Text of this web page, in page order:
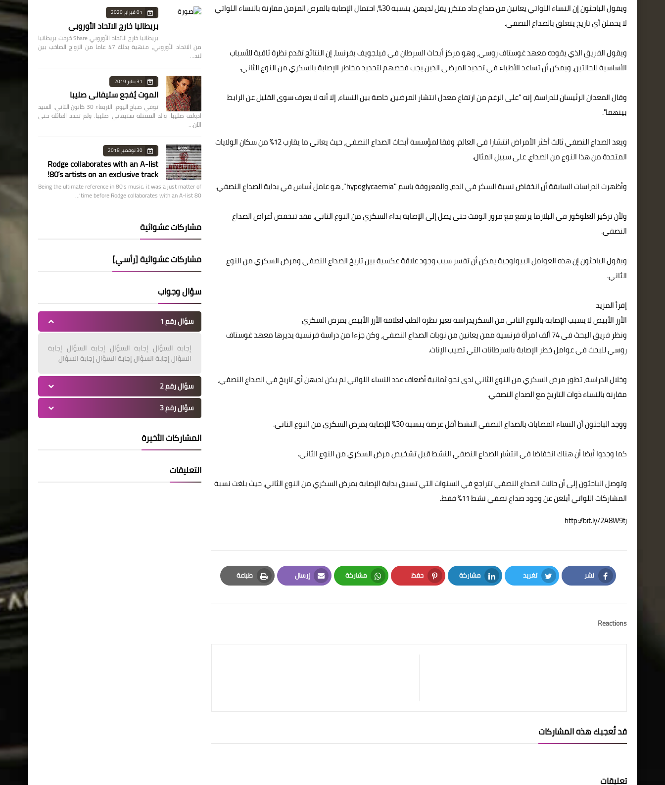
ويقول الباحثون إن النساء اللواتي يعانين من صداع حاد متكرر يقل لديهن، بنسبة 30%، احتمال الإصابة بالمرض المزمن مقارنة بالنساء اللواتي
لا يحملن أي تاريخ يتعلق بالصداع النصفي.
ويقول الفريق الذي يقوده معهد غوستاف روسي، وهو مركز أبحاث السرطان في فيلجويف بفرنسا، إن النتائج تقدم نظرة ثاقبة للأسباب
الأساسية للحالتين، ويمكن أن تساعد الأطباء في تحديد المرضى الذين يجب فحصهم لتحديد مخاطر الإصابة بالسكري من النوع الثاني.
وقال المعدان الرئيسان للدراسة، إنه "على الرغم من ارتفاع معدل انتشار المرضين، خاصة بين النساء، إلا أنه لا يعرف سوى القليل عن الرابط
بينهما".
ويعد الصداع النصفي ثالث أكثر الأمراض انتشارا في العالم، وفقا لمؤسسة أبحاث الصداع النصفي، حيث يعاني ما يقارب 12% من سكان الولايات
المتحدة من هذا النوع من الصداع، على سبيل المثال.
وأظهرت الدراسات السابقة أن انخفاض نسبة السكر في الدم، والمعروفة باسم "hypoglycaemia"، هو عامل أساس في بداية الصداع النصفي.
ولأن تركيز الغلوكوز في البلازما يرتفع مع مرور الوقت حتى يصل إلى الإصابة بداء السكري من النوع الثاني، فقد تنخفض أعراض الصداع
النصفي.
ويقول الباحثون إن هذه العوامل البيولوجية يمكن أن تفسر سبب وجود علاقة عكسية بين تاريخ الصداع النصفي ومرض السكري من النوع
الثاني.
إقرأ المزيد
الأرز الأبيض لا يسبب الإصابة بالنوع الثاني من السكريدراسة تغير نظرة الطب لعلاقة الأرز الأبيض بمرض السكري
ونظر فريق البحث في 74 ألف امرأة فرنسية ممن يعانين من نوبات الصداع النصفي، وكن جزءا من دراسة فرنسية يديرها معهد غوستاف
روسي للبحث في عوامل خطر الإصابة بالسرطانات التي تصيب الإناث.
وخلال الدراسة، تطور مرض السكري من النوع الثاني لدى نحو ثمانية أضعاف عدد النساء اللواتي لم يكن لديهن أي تاريخ في الصداع النصفي،
مقارنة بالنساء ذوات التاريخ مع الصداع النصفي.
ووجد الباحثون أن النساء المصابات بالصداع النصفي النشط أقل عرضة بنسبة 30% للإصابة بمرض السكري من النوع الثاني.
كما وجدوا أيضا أن هناك انخفاضا في انتشار الصداع النصفي النشط قبل تشخيص مرض السكري من النوع الثاني.
وتوصل الباحثون إلى أن حالات الصداع النصفي تتراجع في السنوات التي تسبق بداية الإصابة بمرض السكري من النوع الثاني، حيث بلغت نسبة
المشاركات اللواتي أبلغن عن وجود صداع نصفي نشط 11% فقط.
http://bit.ly/2A8W9tj
نشر
Facebook
تغريد
Twitter
مشاركة
LinkedIn
حفظ
Pinterest
مشاركة
Whatsapp
إرسال
Email
طباعة
Print
Reactions
قد تُعجبك هذه المشاركات
تعليقات
01 فبراير 2020
بريطانيا خارج الاتحاد الأوروبي
بريطانيا خارج الاتحاد الأوروبي Share خرجت بريطانيا
من الاتحاد الأوروبي، منهية بذلك 47 عاما من الزواج الصاخب بين
لند…
31 يناير 2019
الموت يُفجع ستيفاني صليبا
توفي صباح اليوم، الاربعاء 30 كانون الثاني، السيد
ادولف صليبا، والد الممثلة ستيفاني صليبا. ولم تحدد العائلة حتى
الآن…
30 نوفمبر 2018
Rodge collaborates with an A-list
80’s artists on an exclusive track!
Being the ultimate reference in 80’s music, it was a just matter of
time before Rodge collaborates with an A-list 80’…
مشاركات عشوائية
مشاركات عشوائية [رأسي]
سؤال وجواب
سؤال رقم 1
إجابة السؤال إجابة السؤال إجابة السؤال إجابة
السؤال إجابة السؤال إجابة السؤال إجابة السؤال
سؤال رقم 2
سؤال رقم 3
المشاركات الأخيرة
التعليقات